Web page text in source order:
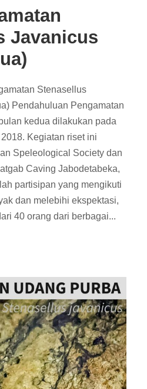
Javanicus
Stenasellus
Pendahuluan Pengamatan
kedua dilakukan pada
Kegiatan riset ini
Speleological Society dan
Caving Jabodetabeka,
partisipan yang mengikuti
dan melebihi ekspektasi,
40 orang dari berbagai...